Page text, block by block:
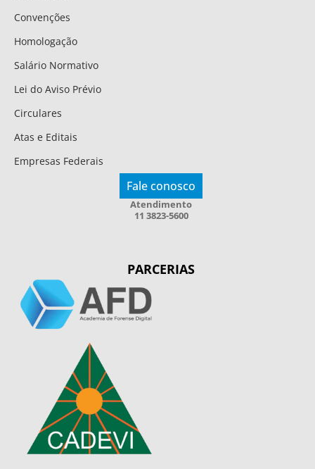
Convenções
Homologação
Salário Normativo
Lei do Aviso Prévio
Circulares
Atas e Editais
Empresas Federais
Fale conosco
Atendimento
11 3823-5600
PARCERIAS